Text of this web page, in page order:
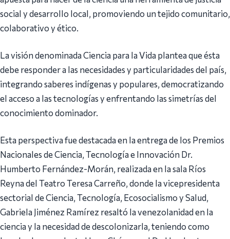
social y desarrollo local, promoviendo un tejido comunitario,
colaborativo y ético.
La visión denominada Ciencia para la Vida plantea que ésta
debe responder a las necesidades y particularidades del país,
integrando saberes indígenas y populares, democratizando
el acceso a las tecnologías y enfrentando las simetrías del
conocimiento dominador.
Esta perspectiva fue destacada en la entrega de los Premios
Nacionales de Ciencia, Tecnología e Innovación Dr.
Humberto Fernández-Morán, realizada en la sala Ríos
Reyna del Teatro Teresa Carreño, donde la vicepresidenta
sectorial de Ciencia, Tecnología, Ecosocialismo y Salud,
Gabriela Jiménez Ramírez resaltó la venezolanidad en la
ciencia y la necesidad de descolonizarla, teniendo como